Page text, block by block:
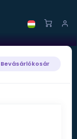
Bevásárlókosár